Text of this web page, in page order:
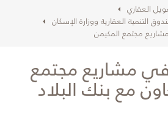
العقاري
التنمية العقارية ووزارة الإسكان
مشاريع مجتمع المكيمن
مشاريع مجتمع
مع بنك البلاد